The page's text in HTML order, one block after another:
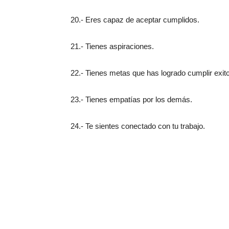
20.- Eres capaz de aceptar cumplidos.
21.- Tienes aspiraciones.
22.- Tienes metas que has logrado cumplir
23.- Tienes empatías por los demás.
24.- Te sientes conectado con tu trabajo.